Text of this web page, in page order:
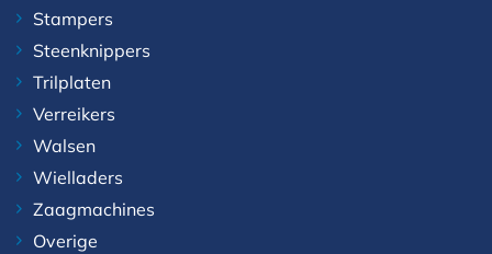
Stampers
Steenknippers
Trilplaten
Verreikers
Walsen
Wielladers
Zaagmachines
Overige